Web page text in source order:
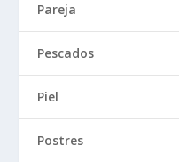
Pareja
Pescados
Piel
Postres